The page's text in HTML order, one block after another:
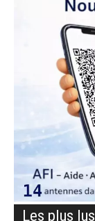
Les plus lus